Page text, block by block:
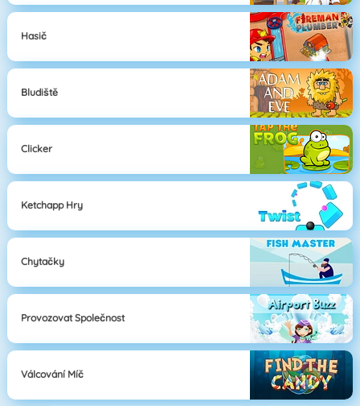
Hasič
Bludiště
Clicker
Ketchapp Hry
Chytačky
Provozovat Společnost
Válcování Míč